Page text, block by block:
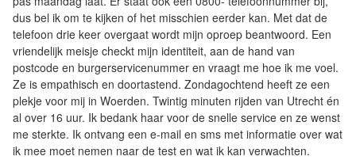
dus bel ik om te kijken of het misschien eerder kan. Met dat de
telefoon drie keer overgaat wordt mijn oproep beantwoord. Een
vriendelijk meisje checkt mijn identiteit, aan de hand van
postcode en burgerservicenummer en vraagt me hoe ik me voel.
Ze is empathisch en doortastend. Zondagochtend heeft ze een
plekje voor mij in Woerden. Twintig minuten rijden van Utrecht én
al over 16 uur. Ik bedank haar voor de snelle service en ze wenst
me sterkte. Ik ontvang een e-mail en sms met informatie over wat
ik mee moet nemen naar de test en wat ik kan verwachten.